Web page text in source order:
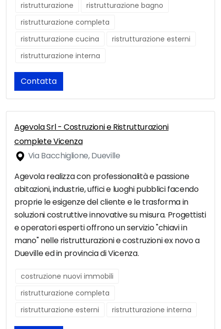
ristrutturazione
ristrutturazione bagno
ristrutturazione completa
ristrutturazione cucina
ristrutturazione esterni
ristrutturazione interna
Contatta
Agevola Srl - Costruzioni e Ristrutturazioni
complete Vicenza
Via Bacchiglione, Dueville
Agevola realizza con professionalità e passione
abitazioni, industrie, uffici e luoghi pubblici facendo
proprie le esigenze del cliente e le trasforma in
soluzioni costruttive innovative su misura. Progettisti
e operatori esperti offrono un servizio "chiavi in
mano" nelle ristrutturazioni e costruzioni ex novo a
Dueville ed in provincia di Vicenza.
costruzione nuovi immobili
ristrutturazione completa
ristrutturazione esterni
ristrutturazione interna